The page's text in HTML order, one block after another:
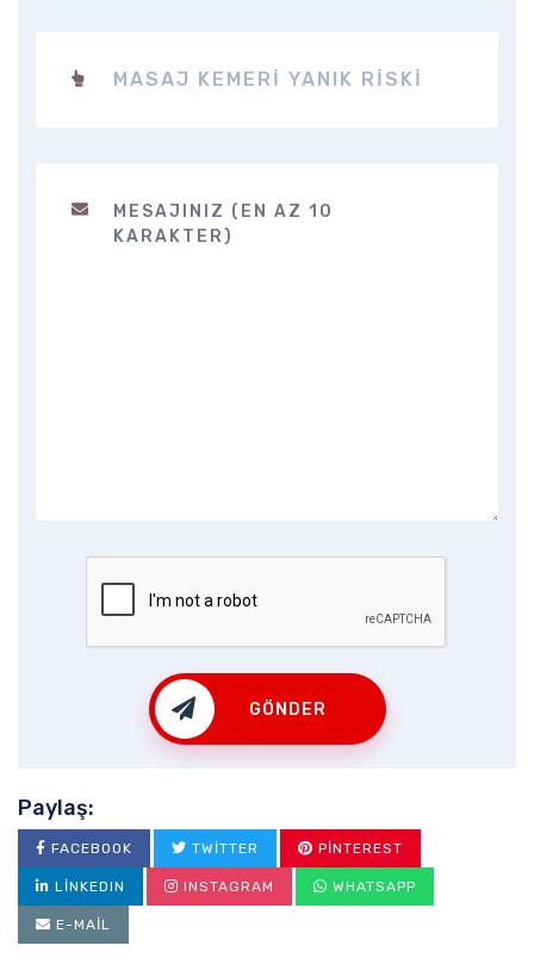
GÖNDER
Paylaş:
FACEBOOK TWITTER PINTEREST
LINKEDIN INSTAGRAM WHATSAPP
E-MAIL